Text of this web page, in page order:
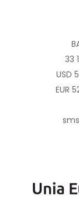
33
USD
EUR